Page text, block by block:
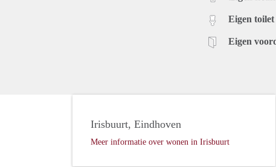
Eigen toilet
Eigen
Irisbuurt, Eindhoven
Meer informatie over wonen in Irisbuurt